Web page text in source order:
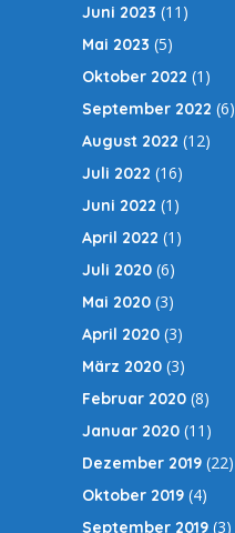
Juni 2023 (11)
Mai 2023 (5)
Oktober 2022 (1)
September 2022 (6)
August 2022 (12)
Juli 2022 (16)
Juni 2022 (1)
April 2022 (1)
Juli 2020 (6)
Mai 2020 (3)
April 2020 (3)
März 2020 (3)
Februar 2020 (8)
Januar 2020 (11)
Dezember 2019 (22)
Oktober 2019 (4)
September 2019 (3)